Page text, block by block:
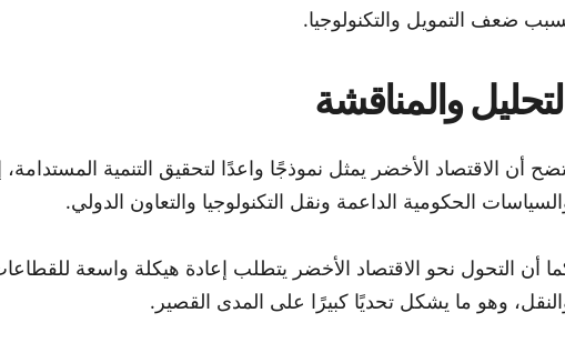
ضعف التمويل والتكنولوجيا.
والمناقشة
أن الاقتصاد الأخضر يمثل نموذجًا واعدًا لتحقيق التنمية
الحكومية الداعمة ونقل التكنولوجيا والتعاون الدولي.
أن التحول نحو الاقتصاد الأخضر يتطلب إعادة هيكلة واسعة
وهو ما يشكل تحديًا كبيرًا على المدى القصير.